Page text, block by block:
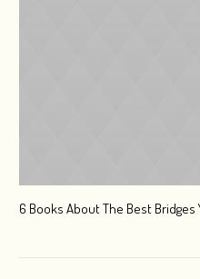
6 Books About The Best Bridges